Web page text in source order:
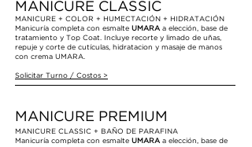
MANICURE CLASSIC
MANICURE + COLOR + HUMECTACIÓN + HIDRATACIÓN
Manicuría completa con esmalte UMARA a elección, base de
tratamiento y Top Coat. Incluye recorte y limado de uñas,
repuje y corte de cutículas, hidratacion y masaje de manos
con crema UMARA.
Solicitar Turno / Costos >
MANICURE PREMIUM
MANICURE CLASSIC + BAÑO DE PARAFINA
Manicuría completa con esmalte UMARA a elección, base de